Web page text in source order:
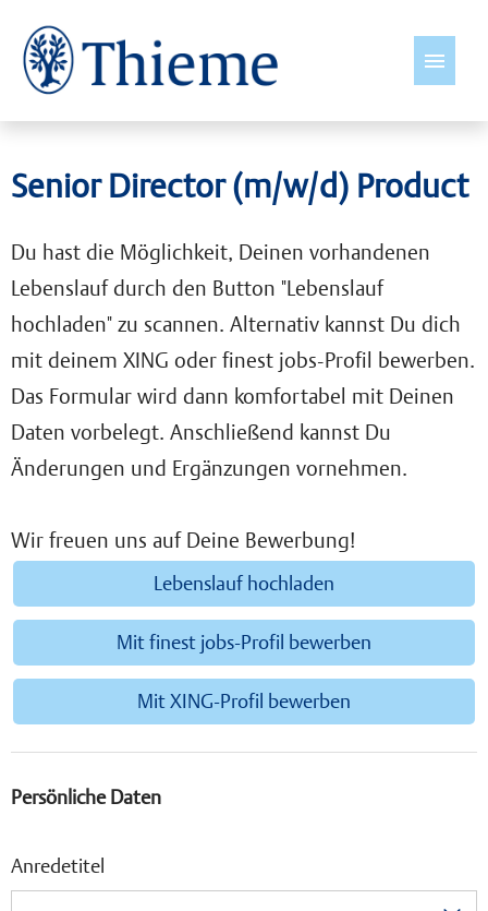
Insights
Young Talents
Kultur & Werte
Senior Director (m/w/d) Product
Du hast die Möglichkeit, Deinen vorhandenen
Lebenslauf durch den Button "Lebenslauf
hochladen" zu scannen. Alternativ kannst Du dich
mit deinem XING oder finest jobs-Profil bewerben.
Das Formular wird dann komfortabel mit Deinen
Daten vorbelegt. Anschließend kannst Du
Änderungen und Ergänzungen vornehmen.
Wir freuen uns auf Deine Bewerbung!
Lebenslauf hochladen
Mit finest jobs-Profil bewerben
Mit XING-Profil bewerben
Persönliche Daten
Anredetitel